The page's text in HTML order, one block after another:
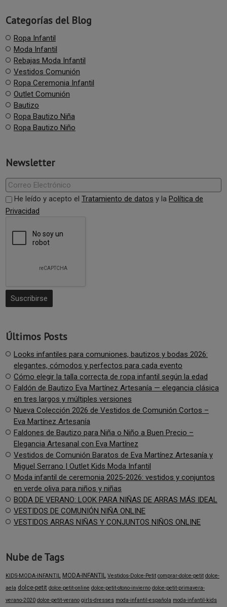
Categorías del Blog
Ropa Infantil
Moda Infantil
Rebajas Moda Infantil
Vestidos Comunión
Ropa Ceremonia Infantil
Outlet Comunión
Bautizo
Ropa Bautizo Niña
Ropa Bautizo Niño
Newsletter
He leído y acepto el Tratamiento de datos y la Política de
Privacidad
Últimos Posts
Looks infantiles para comuniones, bautizos y bodas 2026:
elegantes, cómodos y perfectos para cada evento
Cómo elegir la talla correcta de ropa infantil según la edad
Faldón de Bautizo Eva Martínez Artesanía — elegancia clásica
en tres largos y múltiples versiones
Nueva Colección 2026 de Vestidos de Comunión Cortos –
Eva Martínez Artesanía
Faldones de Bautizo para Niña o Niño a Buen Precio –
Elegancia Artesanal con Eva Martínez
Vestidos de Comunión Baratos de Eva Martínez Artesanía y
Miguel Serrano | Outlet Kids Moda Infantil
Moda infantil de ceremonia 2025-2026: vestidos y conjuntos
en verde oliva para niños y niñas
BODA DE VERANO: LOOK PARA NIÑAS DE ARRAS MÁS IDEAL
VESTIDOS DE COMUNIÓN NIÑA ONLINE
VESTIDOS ARRAS NIÑAS Y CONJUNTOS NIÑOS ONLINE
Nube de Tags
KIDS-MODA-INFANTIL MODA-INFANTIL Vestidos-Dolce-Petit comprar-dolce-petit dolce-
aela dolce-petit dolce-petit-online dolce-petit-otono-invierno dolce-petit-primavera-
verano-2020 dolce-petit-verano girls-dresses moda-infantil-española moda-infantil-kids